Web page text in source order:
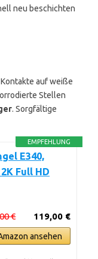
neu beschichten
auf weiße
Stellen
. Sorgfältige
EMPFEHLUNG
E340,
Full HD
119,00 €
€
ansehen